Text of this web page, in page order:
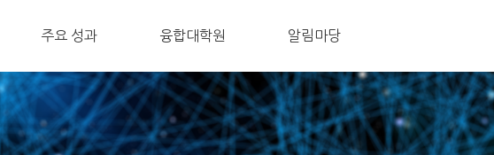
ㅤ주요 성과 융합대학원 알림마당